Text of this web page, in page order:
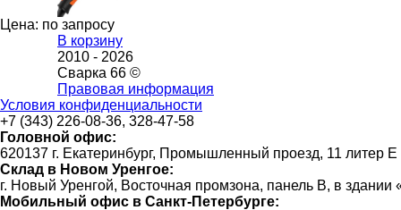
Цена: по запросу
В корзину
2010 - 2026
Сварка 66 ©
Правовая информация
Условия конфиденциальности
+7 (343) 226-08-36, 328-47-58
Головной офис:
620137 г. Екатеринбург, Промышленный проезд, 11 литер Е
Склад в Новом Уренгое:
г. Новый Уренгой, Восточная промзона, панель В, в
Мобильный офис в Санкт-Петербурге: